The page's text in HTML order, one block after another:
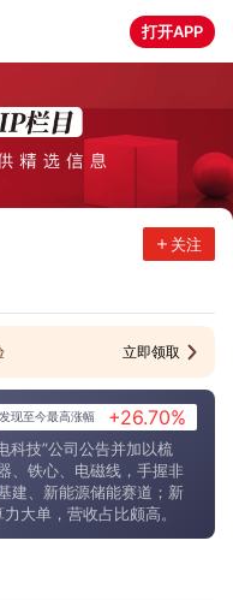
打开APP
关注
立即领取
发现至今最高涨幅 +26.70%
科技”公司公告并加以梳
、铁心、电磁线，手握非
建、新能源储能赛道；新
大单，营收占比颇高。